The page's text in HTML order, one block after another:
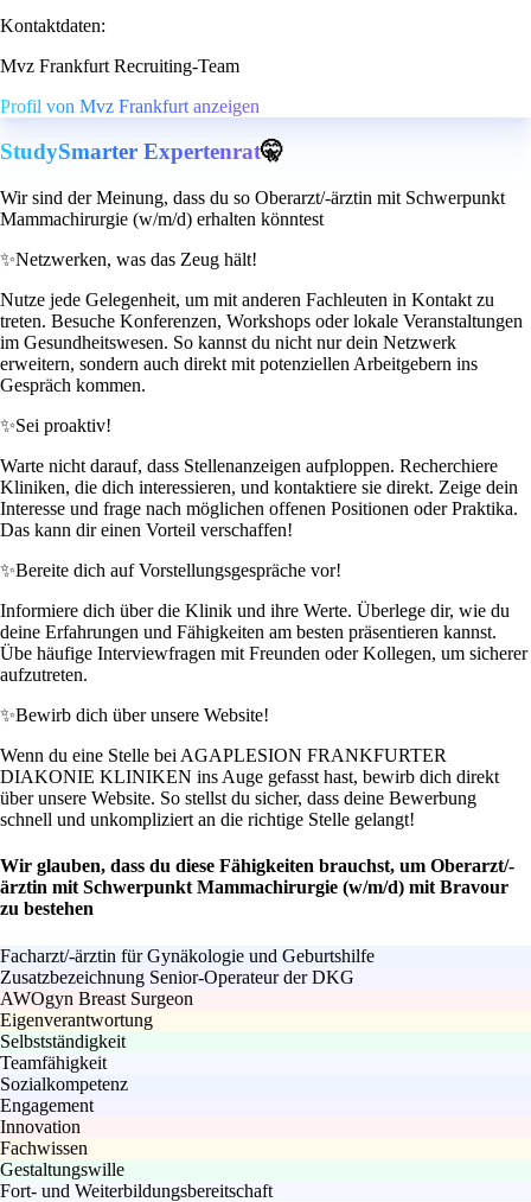
Kontaktdaten:
Mvz Frankfurt Recruiting-Team
Profil von Mvz Frankfurt anzeigen
StudySmarter Expertenrat🤫
Wir sind der Meinung, dass du so Oberarzt/-ärztin mit Schwerpunkt
Mammachirurgie (w/m/d) erhalten könntest
✨Netzwerken, was das Zeug hält!
Nutze jede Gelegenheit, um mit anderen Fachleuten in Kontakt zu
treten. Besuche Konferenzen, Workshops oder lokale Veranstaltungen
im Gesundheitswesen. So kannst du nicht nur dein Netzwerk
erweitern, sondern auch direkt mit potenziellen Arbeitgebern ins
Gespräch kommen.
✨Sei proaktiv!
Warte nicht darauf, dass Stellenanzeigen aufploppen. Recherchiere
Kliniken, die dich interessieren, und kontaktiere sie direkt. Zeige dein
Interesse und frage nach möglichen offenen Positionen oder Praktika.
Das kann dir einen Vorteil verschaffen!
✨Bereite dich auf Vorstellungsgespräche vor!
Informiere dich über die Klinik und ihre Werte. Überlege dir, wie du
deine Erfahrungen und Fähigkeiten am besten präsentieren kannst.
Übe häufige Interviewfragen mit Freunden oder Kollegen, um sicherer
aufzutreten.
✨Bewirb dich über unsere Website!
Wenn du eine Stelle bei AGAPLESION FRANKFURTER
DIAKONIE KLINIKEN ins Auge gefasst hast, bewirb dich direkt
über unsere Website. So stellst du sicher, dass deine Bewerbung
schnell und unkompliziert an die richtige Stelle gelangt!
Wir glauben, dass du diese Fähigkeiten brauchst, um Oberarzt/-
ärztin mit Schwerpunkt Mammachirurgie (w/m/d) mit Bravour
zu bestehen
Facharzt/-ärztin für Gynäkologie und Geburtshilfe
Zusatzbezeichnung Senior-Operateur der DKG
AWOgyn Breast Surgeon
Eigenverantwortung
Selbstständigkeit
Teamfähigkeit
Sozialkompetenz
Engagement
Innovation
Fachwissen
Gestaltungswille
Fort- und Weiterbildungsbereitschaft